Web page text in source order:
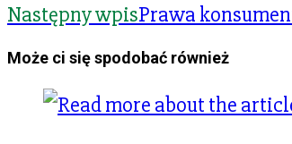
Następny wpisPrawa
Może ci się spodobać również